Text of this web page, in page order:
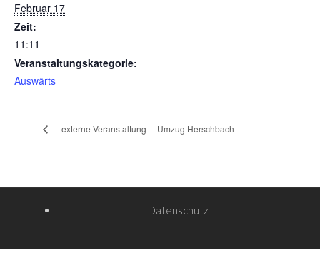
Februar 17
Zeit:
11:11
Veranstaltungskategorie:
Auswärts
—externe Veranstaltung— Umzug Herschbach
Datenschutz